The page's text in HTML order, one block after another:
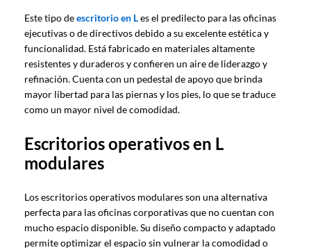
Este tipo deescritorio en Les el predilecto para las oficinas
ejecutivas o de directivos debido a su excelente estética y
funcionalidad. Está fabricado en materiales altamente
resistentes y duraderos y confieren un aire de liderazgo y
refinación. Cuenta con un pedestal de apoyo que brinda
mayor libertad para las piernas y los pies, lo que se traduce
como un mayor nivel de comodidad.
Escritorios operativos en L
modulares
Los escritorios operativos modulares son una alternativa
perfecta para las oficinas corporativas que no cuentan con
mucho espacio disponible. Su diseño compacto y adaptado
permite optimizar el espacio sin vulnerar la comodidad o